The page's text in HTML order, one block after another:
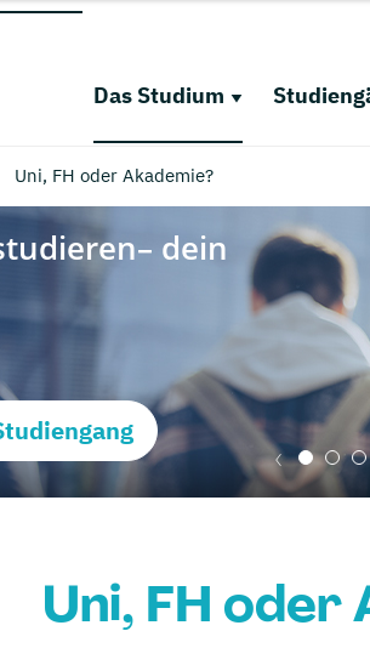
Das Studium
Uni, FH oder Akademie?
Uni, FH oder